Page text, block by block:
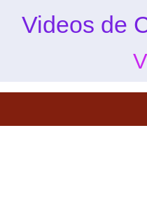
Videos de